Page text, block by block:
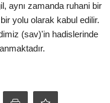
aynı zamanda ruhani bir
yolu olarak kabul edilir.
(sav)'in hadislerinde